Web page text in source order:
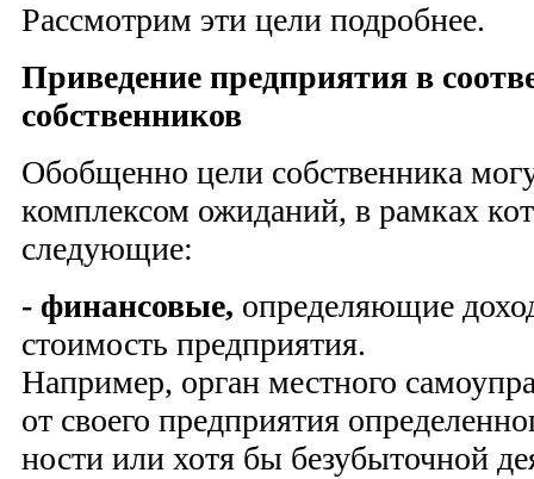
Рассмотрим эти цели подробнее.
Приведение предприятия в
собственников
Обобщенно цели собственника
комплексом ожиданий, в рам­ках
следующие:
- финансовые, определяющие
стоимость предприятия.
Например, орган местного
от своего предприятия
ности или хотя бы безубыточной